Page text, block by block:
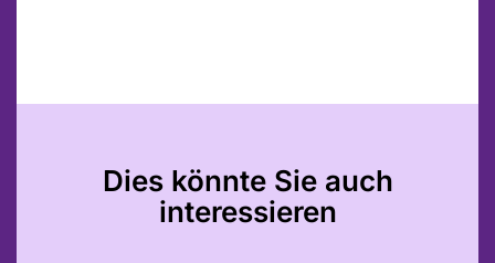
Dies könnte Sie auch
interessieren